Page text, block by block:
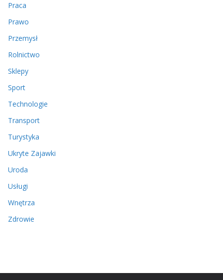
Praca
Prawo
Przemysł
Rolnictwo
Sklepy
Sport
Technologie
Transport
Turystyka
Ukryte Zajawki
Uroda
Usługi
Wnętrza
Zdrowie